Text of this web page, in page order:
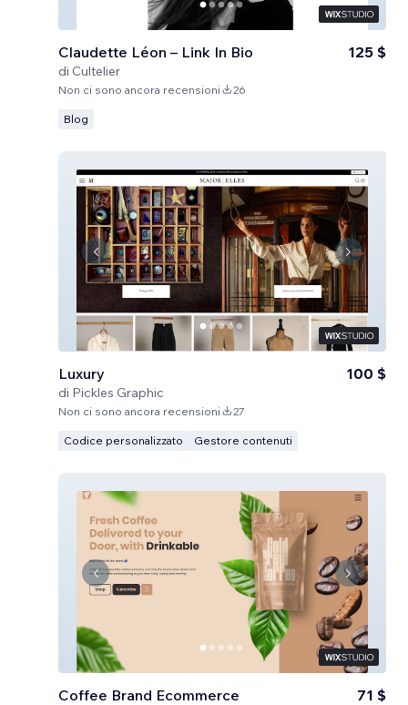
Claudette Léon – Link In Bio
di Cultelier
125 $
Non ci sono ancora recensioni 26
Blog
Luxury
di Pickles Graphic
100 $
Non ci sono ancora recensioni 27
Codice personalizzato Gestore contenuti
Coffee Brand Ecommerce 71 $